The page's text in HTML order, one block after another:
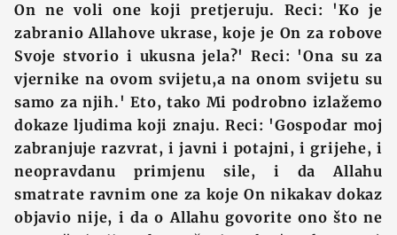
On ne voli one koji pretjeruju. Reci: 'Ko je
zabranio Allahove ukrase, koje je On za robove
Svoje stvorio i ukusna jela?' Reci: 'Ona su za
vjernike na ovom svijetu,a na onom svijetu su
samo za njih.' Eto, tako Mi podrobno izlažemo
dokaze ljudima koji znaju. Reci: 'Gospodar moj
zabranjuje razvrat, i javni i potajni, i grijehe, i
neopravdanu primjenu sile, i da Allahu
smatrate ravnim one za koje On nikakav dokaz
objavio nije, i da o Allahu govorite ono što ne